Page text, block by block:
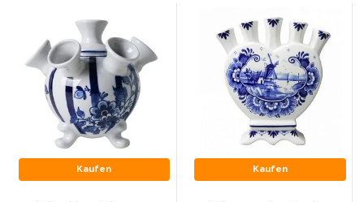
Kaufen Kaufen